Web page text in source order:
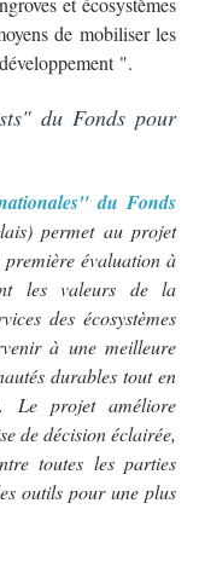
de mobiliser les
".
du Fonds pour
du Fonds
permet au projet
évaluation à
les valeurs de la
des écosystèmes
à une meilleure
durables tout en
Le projet améliore
de décision éclairée,
toutes les parties
outils pour une plus